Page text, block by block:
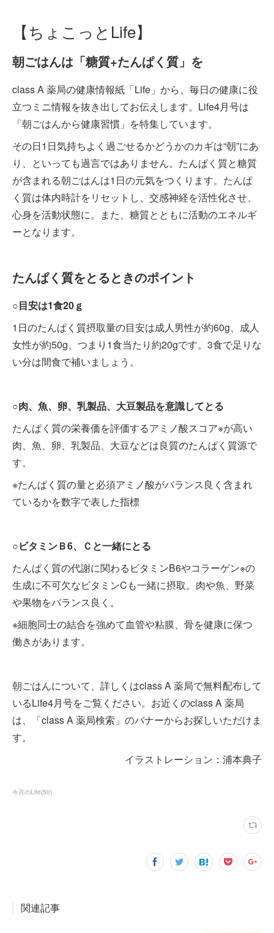
【ちょこっとLife】
朝ごはんは「糖質+たんぱく質」を
class A 薬局の健康情報紙「Life」から、毎日の健康に役
立つミニ情報を抜き出してお伝えします。Life4月号は
「朝ごはんから健康習慣」を特集しています。
その日1日気持ちよく過ごせるかどうかのカギは“朝”にあ
り、といっても過言ではありません。たんぱく質と糖質
が含まれる朝ごはんは1日の元気をつくります。たんぱ
く質は体内時計をリセットし、交感神経を活性化させ、
心身を活動状態に。また、糖質とともに活動のエネルギ
ーとなります。
たんぱく質をとるときのポイント
○目安は1食20ｇ
1日のたんぱく質摂取量の目安は成人男性が約60g、成人
女性が約50g、つまり1食当たり約20gです。3食で足りな
い分は間食で補いましょう。
○肉、魚、卵、乳製品、大豆製品を意識してとる
たんぱく質の栄養価を評価するアミノ酸スコア※が高い
肉、魚、卵、乳製品、大豆などは良質のたんぱく質源で
す。
※たんぱく質の量と必須アミノ酸がバランス良く含まれ
ているかを数字で表した指標
○ビタミンＢ6、Ｃと一緒にとる
たんぱく質の代謝に関わるビタミンB6やコラーゲン※の
生成に不可欠なビタミンCも一緒に摂取。肉や魚、野菜
や果物をバランス良く。
※細胞同士の結合を強めて血管や粘膜、骨を健康に保つ
働きがあります。
朝ごはんについて、詳しくはclass A 薬局で無料配布して
いるLife4月号をご覧ください。お近くのclass A 薬局
は、「class A 薬局検索」のバナーからお探しいただけま
す。
イラストレーション：浦本典子
今月のLife(50)
関連記事